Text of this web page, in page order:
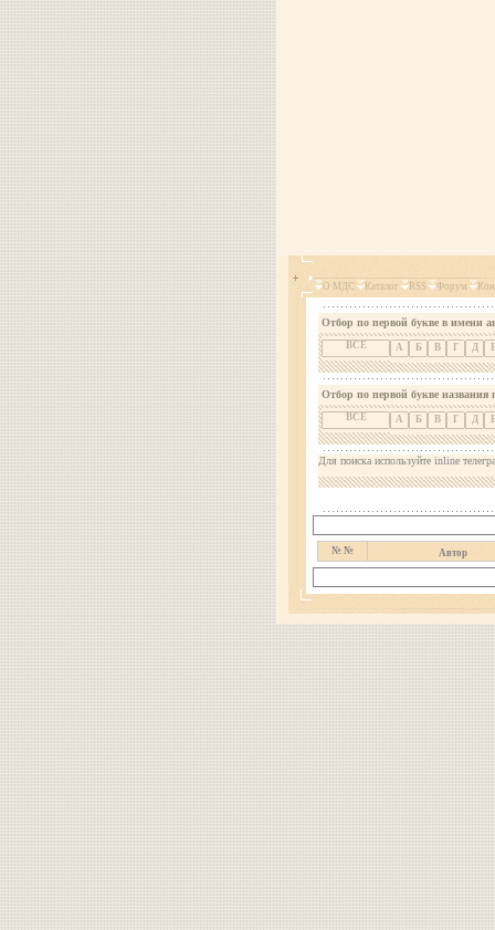
О МДС Каталог RSS Форум
Отбор по первой букве в имени
ВСЕ А Б В Г Д
Отбор по первой букве названия
ВСЕ А Б В Г Д
Для поиска используйте inline
№ № Автор